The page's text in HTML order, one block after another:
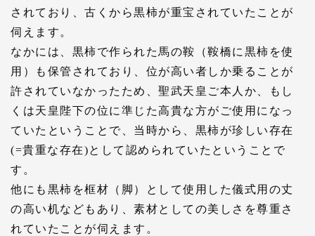
されており、古くから黒柿が重宝されていたことが
伺えます。
なかには、黒柿で作られた馬の鞍（鞍橋に黒柿を使
用）も保管されており、位が高い者しか乗ることが
許されていなかったため、聖武天皇ご本人か、もし
くは天皇陛下の位に準じた高貴な方がご使用になっ
ていたということで、当時から、黒柿が珍しい存在
(=貴重な存在)として認められていたということで
す。
他にも黒柿を框材（脚）として使用した儀式用の丈
の高い机などもあり、素材としての美しさを尊重さ
れていたことが伺えます。